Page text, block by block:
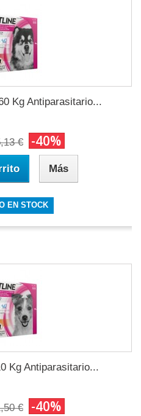
Kg Antiparasitario...
€ -40%
Más
EN STOCK
Kg Antiparasitario...
€ -40%